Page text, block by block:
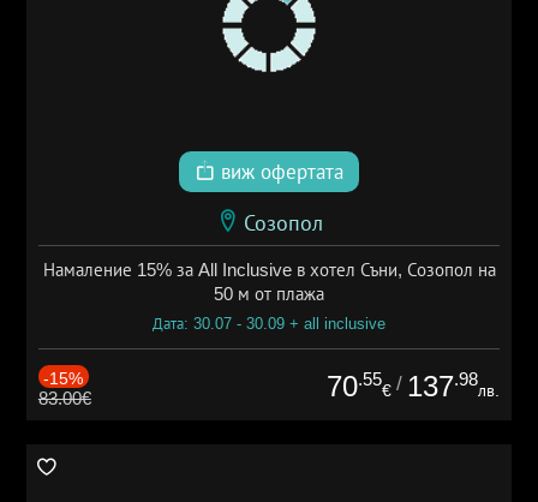
виж офертата
Созопол
Намаление 15% за All Inclusive в хотел Съни, Созопол на
50 м от плажа
Дата: 30.07 - 30.09 + all inclusive
-15%
83.00€ 70.55
€ / 137.98
лв.